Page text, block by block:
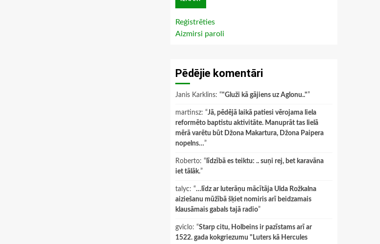
Reģistrēties
Aizmirsi paroli
Pēdējie komentāri
Janis Karklins: “"Gluži kā gājiens uz Aglonu.."”
martinsz: “Jā, pēdējā laikā patiesi vērojama liela
reformēto baptistu aktivitāte. Manuprāt tas lielā
mērā varētu būt Džona Makartura, Džona Paipera
nopelns…”
Roberto: “ līdzībā es teiktu: .. suņi rej, bet karavāna
iet tālāk.”
talyc: “…līdz ar luterāņu mācītāja Ulda Rožkalna
aiziešanu mūžībā šķiet nomiris arī beidzamais
klausāmais gabals tajā radio”
gviclo: “Starp citu, Holbeins ir pazīstams arī ar
1522. gada kokgriezumu "Luters kā Hercules